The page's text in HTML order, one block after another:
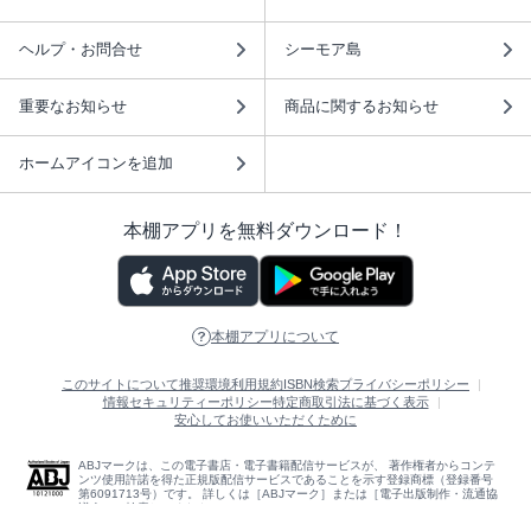
ヘルプ・お問合せ シーモア島
重要なお知らせ 商品に関するお知らせ
ホームアイコンを追加
本棚アプリを無料ダウンロード！
本棚アプリについて
このサイトについて推奨環境利用規約ISBN検索プライバシーポリシー
情報セキュリティーポリシー特定商取引法に基づく表示
安心してお使いいただくために
ABJマークは、この電子書店・電子書籍配信サービスが、 著作権者からコンテ
ンツ使用許諾を得た正規版配信サービスであることを示す登録商標（登録番号
第6091713号）です。 詳しくは［ABJマーク］または［電子出版制作・流通協
議会］で検索してください。